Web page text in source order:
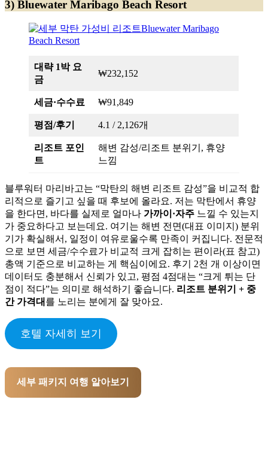
3) Bluewater Maribago Beach Resort
대략 1박 요
금
₩232,152
세금·수수료 ₩91,849
평점/후기 4.1 / 2,126개
리조트 포인
트
해변 감성/리조트 분위기, 휴양
느낌
블루워터 마리바고는 “막탄의 해변 리조트 감성”을 비교적 합
리적으로 즐기고 싶을 때 후보에 올라요. 저는 막탄에서 휴양
을 한다면, 바다를 실제로 얼마나 가까이·자주 느낄 수 있는지
가 중요하다고 보는데요. 여기는 해변 전면(대표 이미지) 분위
기가 확실해서, 일정이 여유로울수록 만족이 커집니다. 전문적
으로 보면 세금/수수료가 비교적 크게 잡히는 편이라(표 참고)
총액 기준으로 비교하는 게 핵심이에요. 후기 2천 개 이상이면
데이터도 충분해서 신뢰가 있고, 평점 4점대는 “크게 튀는 단
점이 적다”는 의미로 해석하기 좋습니다. 리조트 분위기 + 중
간 가격대 를 노리는 분에게 잘 맞아요.
호텔 자세히 보기
세부 패키지 여행 알아보기